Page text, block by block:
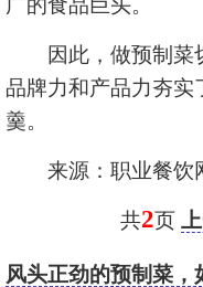
广的食品巨头。
因此，做预制菜
品牌力和产品力夯
羹。
来源：职业餐饮
共2页
风头正劲的预制菜，